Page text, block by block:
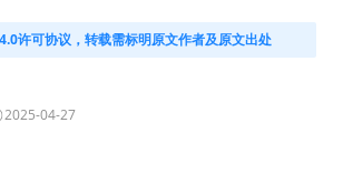
许可协议，转载需标明原文作者及原文出处
2025-04-27